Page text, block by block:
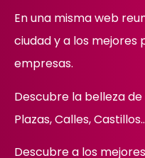
En una misma web
ciudad y a los mejores
empresas.
Descubre la belleza de
Plazas, Calles,
Descubrea los